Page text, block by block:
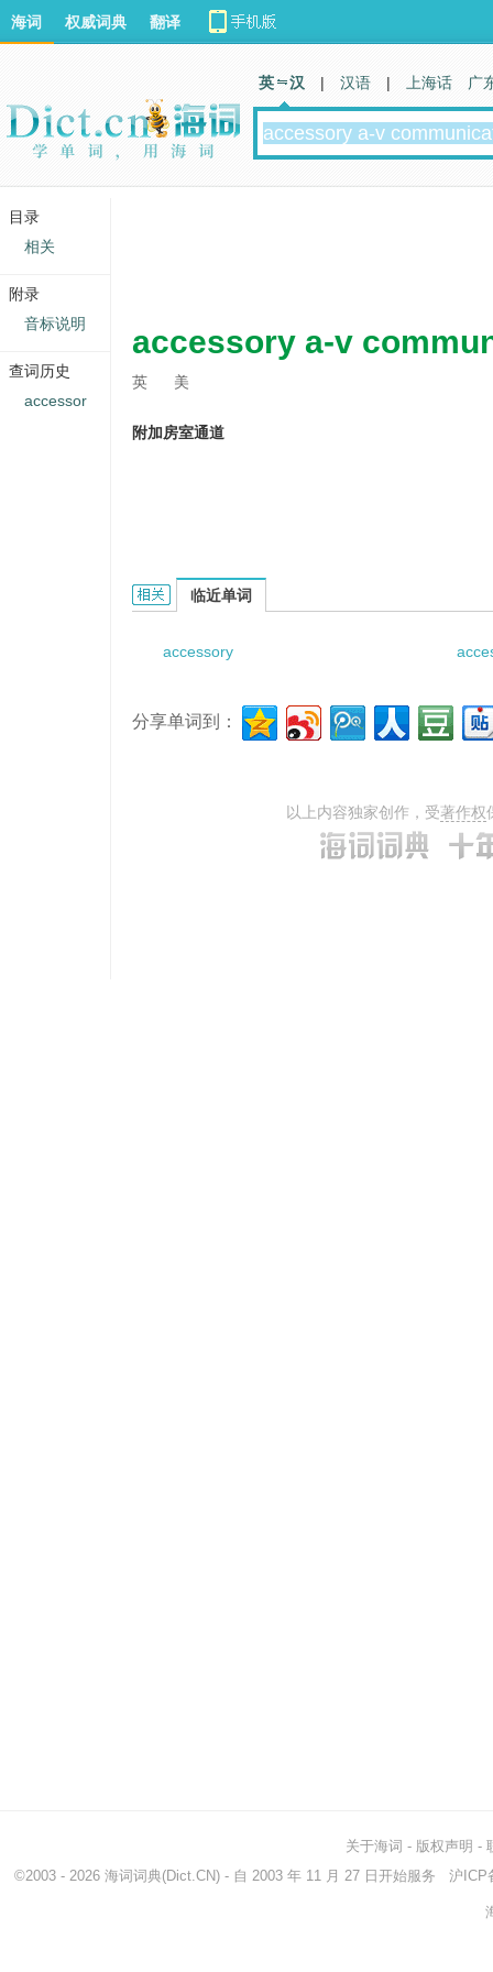
accessory a-v
英 美
附加房室通道
accessory A-V communication的相关资料：
临近单词
accessory
分享单词到：
以上内容独家创作，受著作权
海词 权威词典 翻译
英 汉 | 汉语 | 上海话 广
关于海词 - 版权声明 -
©2003 - 2026 海词词典(Dict.CN) - 自 2003 年 11 月 27 日开始服务 沪ICP
目录
相关
附录
音标说明
查词历史
accessor